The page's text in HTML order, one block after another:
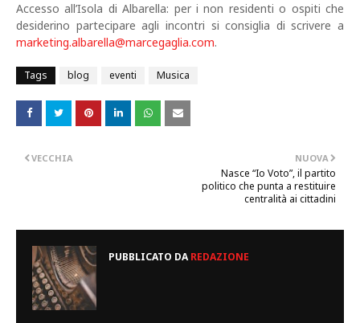
Accesso all’Isola di Albarella: per i non residenti o ospiti che
desiderino partecipare agli incontri si consiglia di scrivere a
marketing.albarella@marcegaglia.com.
Tags blog eventi Musica
NUOVA
Nasce “Io Voto”, il partito
politico che punta a restituire
centralità ai cittadini
VECCHIA
PUBBLICATO DAREDAZIONE